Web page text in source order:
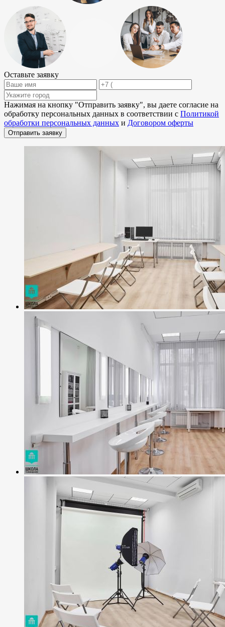
Оставьте заявку
Нажимая на кнопку "Отправить заявку", вы даете согласие на
обработку персональных данных в соответствии с Политикой
обработки персональных данных и Договором оферты
Отправить заявку